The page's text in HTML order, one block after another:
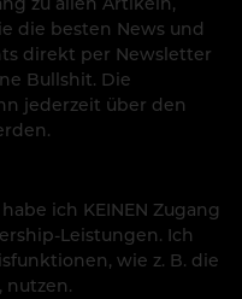
die besten News und
direkt per Newsletter
Bullshit. Die
jederzeit über den
ich KEINEN Zugang
Leistungen. Ich
wie z. B. die
nutzen.